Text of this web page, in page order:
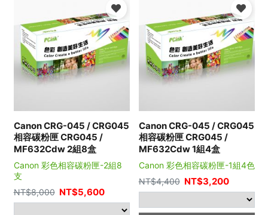
Canon CRG-045 / CRG045
相容碳粉匣 CRG045 /
MF632Cdw 2組8盒
Canon 彩色相容碳粉匣-2組8
支
NT$8,000 NT$5,600
Canon CRG-045 / CRG045
相容碳粉匣 CRG045 /
MF632Cdw 1組4盒
Canon 彩色相容碳粉匣-1組4色
NT$4,400 NT$3,200